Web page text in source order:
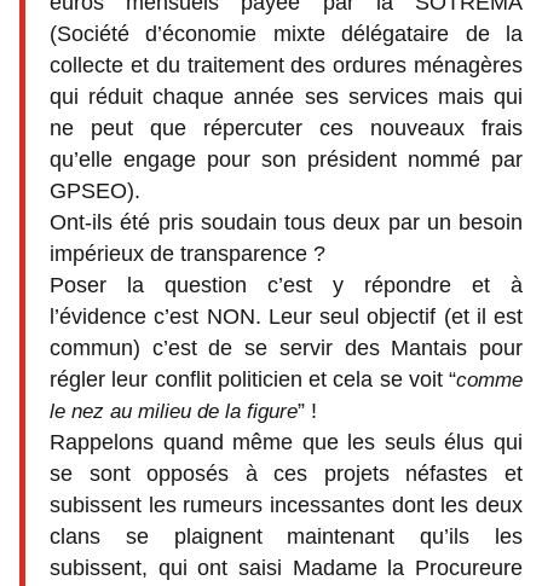
(Société d’économie mixte délégataire de la
collecte et du traitement des ordures ménagères
qui réduit chaque année ses services mais qui
ne peut que répercuter ces nouveaux frais
qu’elle engage pour son président nommé par
GPSEO).
Ont-ils été pris soudain tous deux par un besoin
impérieux de transparence ?
Poser la question c’est y répondre et à
l’évidence c’est NON. Leur seul objectif (et il est
commun) c’est de se servir des Mantais pour
régler leur conflit politicien et cela se voit “comme
le nez au milieu de la figure” !
Rappelons quand même que les seuls élus qui
se sont opposés à ces projets néfastes et
subissent les rumeurs incessantes dont les deux
clans se plaignent maintenant qu’ils les
subissent, qui ont saisi Madame la Procureure